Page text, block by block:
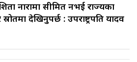
नारामा सीमित नभई राज्यका
स्रोतमा देखिनुपर्छ : उपराष्ट्रपति यादव